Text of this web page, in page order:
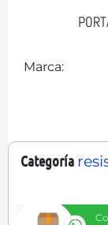
Marca:
Categoría